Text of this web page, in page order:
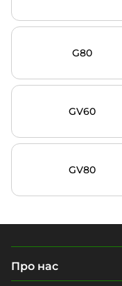
G80
GV60
GV80
Про нас